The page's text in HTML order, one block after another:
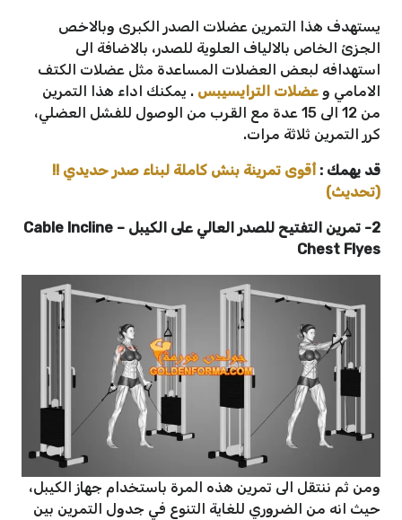
يستهدف هذا التمرين عضلات الصدر الكبرى وبالاخص
الجزئ الخاص بالالياف العلوية للصدر، بالاضافة الى
استهدافه لبعض العضلات المساعدة مثل عضلات الكتف
الامامي و عضلات الترايسيبس . يمكنك اداء هذا التمرين
من 12 الى 15 عدة مع القرب من الوصول للفشل العضلي،
كرر التمرين ثلاثة مرات.
قد يهمك : أقوى تمرينة بنش كاملة لبناء صدر حديدي !!
(تحديث)
2- تمرين التفتيح للصدر العالي على الكيبل – Cable Incline
Chest Flyes
ومن ثم ننتقل الى تمرين هذه المرة باستخدام جهاز الكيبل،
حيث انه من الضروري للغاية التنوع في جدول التمرين بين